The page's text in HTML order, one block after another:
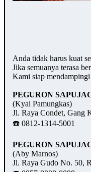
Anda tidak harus kuat
Jika semuanya terasa
Kami siap
PEGURON
(Kyai Pamungkas)
Jl. Raya Condet, Gang
☎️ 0812-1314-5001
PEGURON
(Aby Marnos)
Jl. Raya Gudo No. 50,